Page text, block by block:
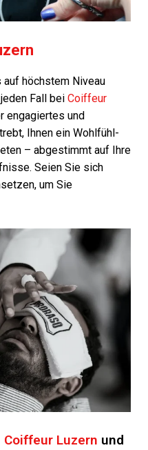
auf höchstem Niveau
Fall bei Coiffeur
engagiertes und
Ihnen ein Wohlfühl-
– abgestimmt auf Ihre
Seien Sie sich
um Sie
Coiffeur Luzern und